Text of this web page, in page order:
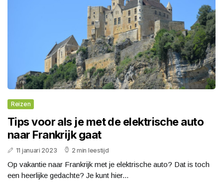
Reizen
Tips voor als je met de elektrische auto
naar Frankrijk gaat
11 januari 2023 2 min leestijd
Op vakantie naar Frankrijk met je elektrische auto? Dat is toch
een heerlijke gedachte? Je kunt hier...